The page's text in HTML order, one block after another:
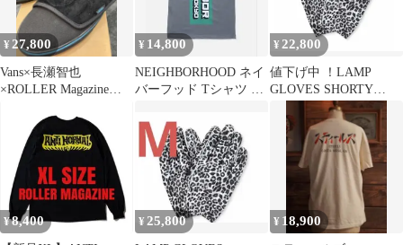
¥ 27,800
Vans×長瀬智也
×ROLLER Magazine
¥ 14,800
NEIGHBORHOOD ネイ
バーフッド Tシャツ 新
¥ 22,800
値下げ中 ！LAMP
GLOVES SHORTY
WHITE LEOPARD
¥8,400 ¥ 25,800 ¥ 18,900